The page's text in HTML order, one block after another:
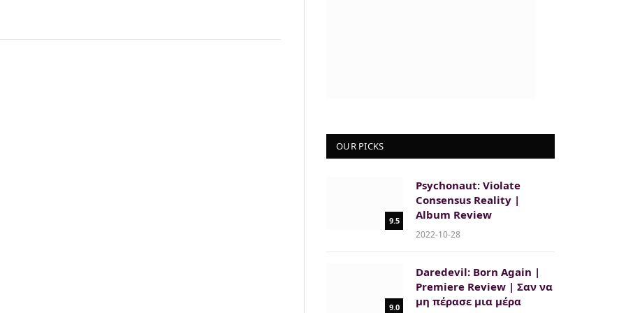
OUR PICKS
9.5
Psychonaut: Violate
Consensus Reality |
Album Review
2022-10-28
9.0
Daredevil: Born Again |
Premiere Review | Σαν να
μη πέρασε μια μέρα